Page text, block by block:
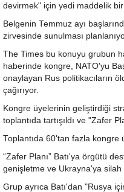
devirmek" için yedi maddelik bir
Belgenin Temmuz ayı
zirvesinde sunulması
The Times bu konuyu grubun
haberinde kongre, NATO'yu
onaylayan Rus politikacıların
çağırıyor.
Kongre üyelerinin geliştirdiği
toplantıda tartışıldı ve "Zafer
Toplantıda 60'tan fazla kongre
“Zafer Planı” Batı'ya örgütü
genişletme ve Ukrayna'ya silah
Grup ayrıca Batı'dan "Rusya